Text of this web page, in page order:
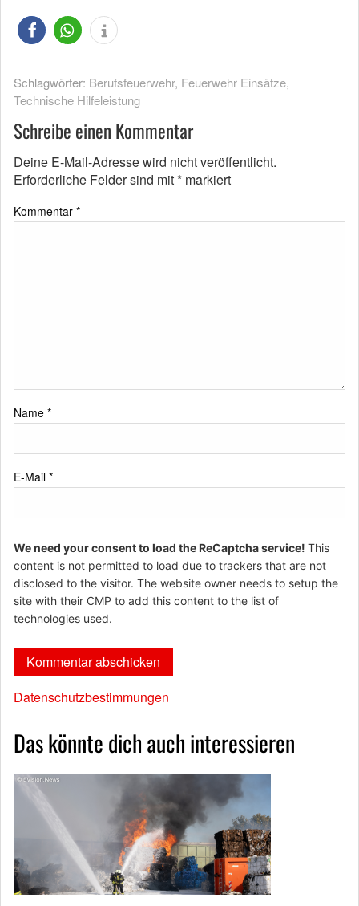
Schlagwörter: Berufsfeuerwehr, Feuerwehr Einsätze,
Technische Hilfeleistung
Schreibe einen Kommentar
Deine E-Mail-Adresse wird nicht veröffentlicht.
Erforderliche Felder sind mit* markiert
Kommentar *
Name *
E-Mail *
We need your consent to load the ReCaptcha service! This
content is not permitted to load due to trackers that are not
disclosed to the visitor. The website owner needs to setup the
site with their CMP to add this content to the list of
technologies used.
Datenschutzbestimmungen
Das könnte dich auch interessieren